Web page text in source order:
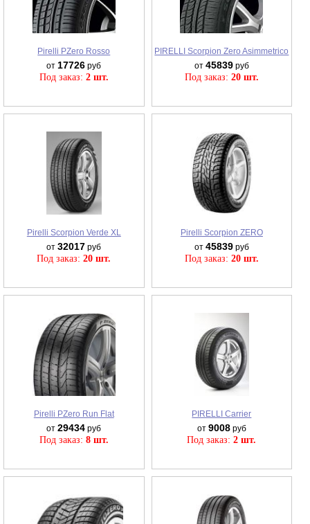
Pirelli PZero Rosso
от 17726 руб
Под заказ: 2 шт.
PIRELLI Scorpion Zero Asimmetrico
от 45839руб
Под заказ: 20 шт.
Pirelli Scorpion Verde XL
от32017 руб
Под заказ:20 шт.
Pirelli Scorpion ZERO
от 45839руб
Под заказ: 20 шт.
Pirelli PZero Run Flat
от29434 руб
Под заказ: 8 шт.
PIRELLI Carrier
от 9008руб
Под заказ:2 шт.